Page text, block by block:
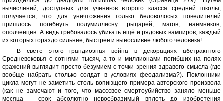
вычислений, доступных для учеников второго класса средней школы,
получается, что для уничтожения только беловолосых повелителей
пришлось погибнуть полумиллиону рыцарей, магов, наёмников,
ополченцев. А ведь требовалось убивать ещё и рядовых вампиров, каждый
из которых гораздо сильнее, быстрее и выносливее любого человека!
В свете этого грандиозная война в декорациях абстрактного
Средневековья с сотнями тысяч, а то и миллионами погибших на полях
сражений выглядит просто безумием с точки зрения здравого смысла (где
вообще набрать столько солдат в условиях феодализма?). Поклонники
цикла могут не заметить столь вопиющего примера авторского произвола
(как не замечают и того, что массовое смертоубийство заняло меньше
месяца – срок абсолютно невообразимый вплоть до изобретения